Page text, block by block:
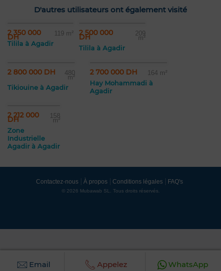
D'autres utilisateurs ont également visité
2 350 000
DH 119 m²
Tilila à Agadir
2 500 000
DH 209
m²
Tilila à Agadir
2 800 000 DH 480
m²
Tikiouine à Agadir
2 700 000 DH 164 m²
Hay Mohammadi à
Agadir
2 212 000
DH 158
m²
Zone
Industrielle
Agadir à Agadir
Email Appelez WhatsApp
Contactez-nous À propos Conditions légales FAQ's
© 2026 Mubawab SL. Tous droits réservés.